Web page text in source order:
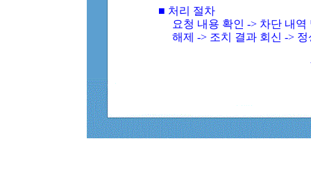
■ 처리 절차
요청 내용 확인 -> 차단 내
해제 -> 조치 결과 회신 ->